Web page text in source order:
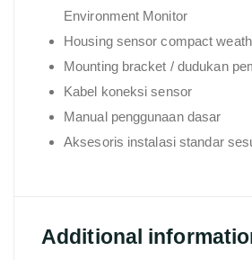
Environment Monitor
Housing sensor compact
Mounting bracket / dudukan
Kabel koneksi sensor
Manual penggunaan dasar
Aksesoris instalasi standar
Additional